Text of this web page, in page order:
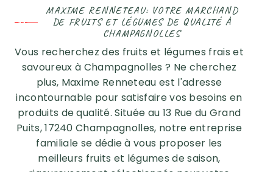
MAXIME RENNETEAU: VOTRE MARCHAND
DE FRUITS ET LÉGUMES DE QUALITÉ À
CHAMPAGNOLLES
Vous recherchez des fruits et légumes frais et
savoureux à Champagnolles ? Ne cherchez
plus, Maxime Renneteau est l'adresse
incontournable pour satisfaire vos besoins en
produits de qualité. Située au 13 Rue du Grand
Puits, 17240 Champagnolles, notre entreprise
familiale se dédie à vous proposer les
meilleurs fruits et légumes de saison,